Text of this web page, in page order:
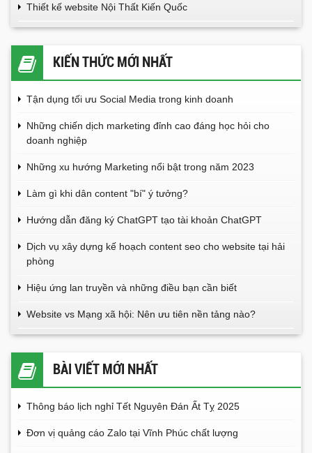
Thiết kế website Nội Thất Kiến Quốc
KIẾN THỨC MỚI NHẤT
Tận dụng tối ưu Social Media trong kinh doanh
Những chiến dịch marketing đỉnh cao đáng học hỏi cho
doanh nghiệp
Những xu hướng Marketing nổi bật trong năm 2023
Làm gì khi dân content "bí" ý tưởng?
Hướng dẫn đăng ký ChatGPT tạo tài khoản ChatGPT
Dịch vụ xây dựng kế hoạch content seo cho website tại hải
phòng
Hiệu ứng lan truyền và những điều bạn cần biết
Website vs Mạng xã hội: Nên ưu tiên nền tảng nào?
BÀI VIẾT MỚI NHẤT
Thông báo lịch nghỉ Tết Nguyên Đán Ất Tỵ 2025
Đơn vị quảng cáo Zalo tại Vĩnh Phúc chất lượng